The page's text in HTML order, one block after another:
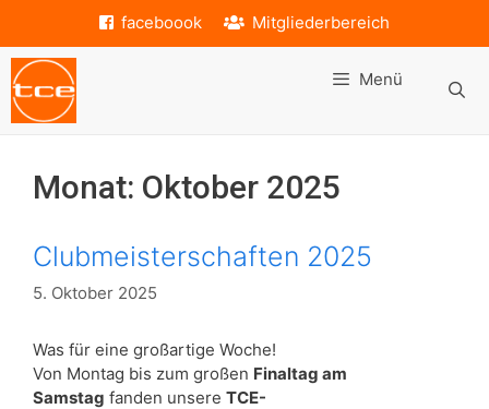
springen
faceboook Mitgliederbereich
Menü
Monat: Oktober 2025
Clubmeisterschaften 2025
5. Oktober 2025
Was für eine großartige Woche!
Von Montag bis zum großen Finaltag am
Samstag fanden unsere TCE-